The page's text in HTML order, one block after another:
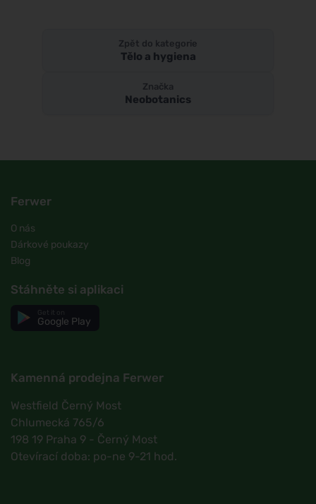
Zpět do kategorie
Tělo a hygiena
Značka
Neobotanics
Ferwer
O nás
Dárkové poukazy
Blog
Stáhněte si aplikaci
Google Play
Kamenná prodejna Ferwer
Westfield Černý Most
Chlumecká 765/6
198 19 Praha 9 - Černý Most
Otevírací doba: po-ne 9-21 hod.